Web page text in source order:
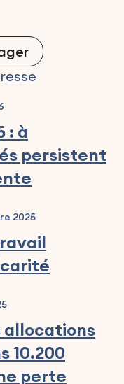
: à
persistent
2025
allocations
10.200
perte